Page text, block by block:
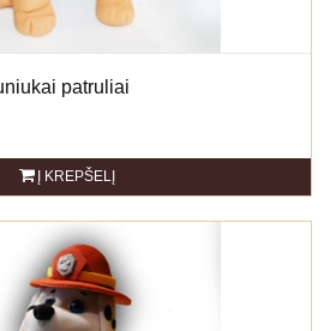
patruliai
Į KREPŠELĮ